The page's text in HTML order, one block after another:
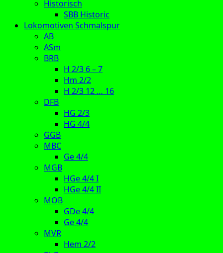
Historisch
SBB Historic
Lokomotiven Schmalspur
AB
ASm
BRB
H 2/3 6 – 7
Hm 2/2
H 2/3 12 … 16
DFB
HG 2/3
HG 4/4
GGB
MBC
Ge 4/4
MGB
HGe 4/4 I
HGe 4/4 II
MOB
GDe 4/4
Ge 4/4
MVR
Hem 2/2